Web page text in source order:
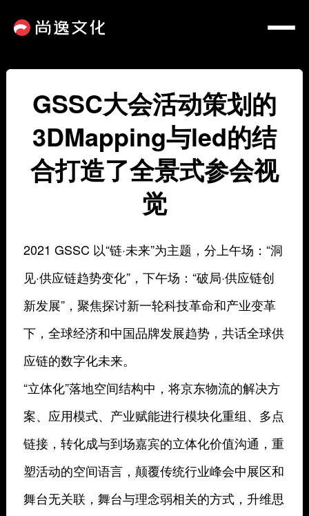
GSSC大会活动策划的
3DMapping与led的结
合打造了全景式参会视
觉
2021 GSSC 以“链·未来”为主题，分上午场：“洞
见·供应链趋势变化”，下午场：“破局·供应链创
新发展”，聚焦探讨新一轮科技革命和产业变革
下，全球经济和中国品牌发展趋势，共话全球供
应链的数字化未来。
“立体化”落地空间结构中，将京东物流的解决方
案、应用模式、产业赋能进行模块化重组、多点
链接，转化成与到场嘉宾的立体化价值沟通，重
塑活动的空间语言，颠覆传统行业峰会中展区和
舞台无关联，舞台与理念弱相关的方式，升维思